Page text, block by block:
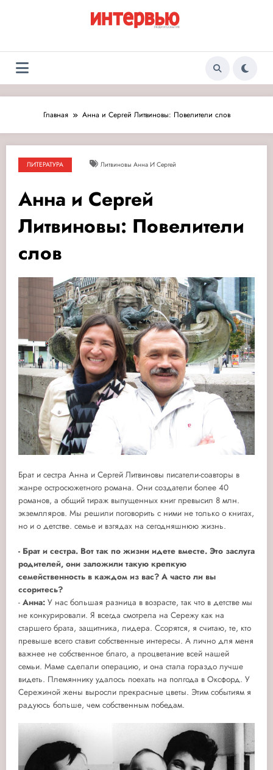
Журнал «Интервью:
Люди и события»
Люди и события
Главная Анна и Сергей Литвиновы: Повелители слов
ЛИТЕРАТУРА Литвиновы Анна И Сергей
Анна и Сергей
Литвиновы: Повелители
слов
Брат и сестра Анна и Сергей Литвиновы писатели-соавторы в
жанре остросюжетного романа. Они создатели более 40
романов, а общий тираж выпущенных книг превысил 8 млн.
экземпляров. Мы решили поговорить с ними не только о книгах,
но и о детстве. семье и взгядах на сегодняшнюю жизнь.
- Брат и сестра. Вот так по жизни идете вместе. Это заслуга
родителей, они заложили такую крепкую
семейственность в каждом из вас? А часто ли вы
ссоритесь?
- Анна: У нас большая разница в возрасте, так что в детстве мы
не конкурировали. Я всегда смотрела на Сережу как на
старшего брата, защитника, лидера. Ссорятся, я считаю, те, кто
превыше всего ставит собственные интересы. А лично для меня
важнее не собственное благо, а процветание всей нашей
семьи. Маме сделали операцию, и она стала гораздо лучше
видеть. Племяннику удалось поехать на полгода в Оксфорд. У
Сережиной жены выросли прекрасные цветы. Этим событиям я
радуюсь больше, чем собственным победам.